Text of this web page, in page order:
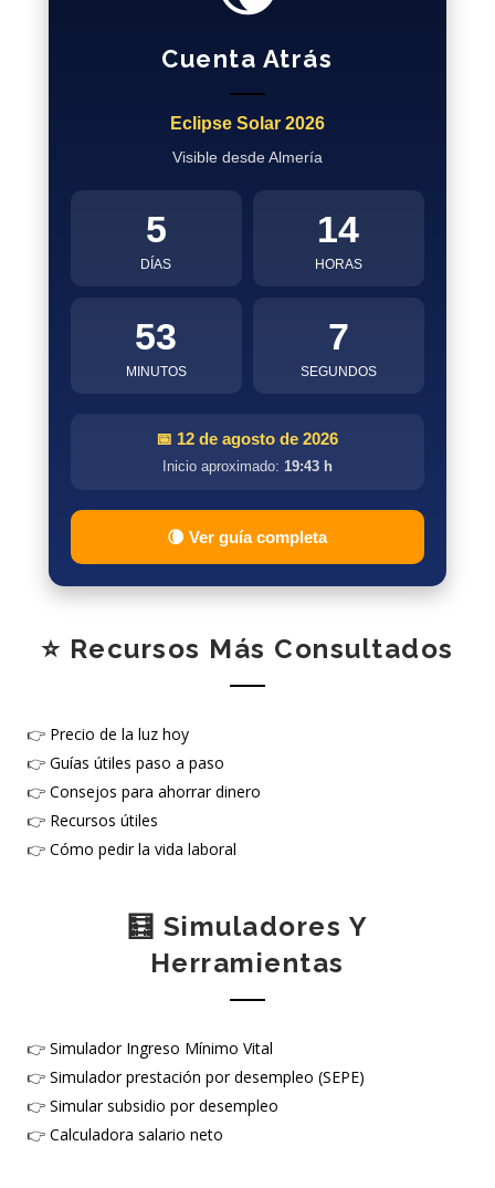
Cuenta Atrás
Eclipse Solar 2026
Visible desde Almería
5
DÍAS
14
HORAS
53
MINUTOS
6
SEGUNDOS
📅 12 de agosto de 2026
Inicio aproximado: 19:43 h
🌘 Ver guía completa
⭐ Recursos Más Consultados
👉 Precio de la luz hoy
👉 Guías útiles paso a paso
👉 Consejos para ahorrar dinero
👉 Recursos útiles
👉 Cómo pedir la vida laboral
🧮 Simuladores Y
Herramientas
👉 Simulador Ingreso Mínimo Vital
👉 Simulador prestación por desempleo (SEPE)
👉 Simular subsidio por desempleo
👉 Calculadora salario neto